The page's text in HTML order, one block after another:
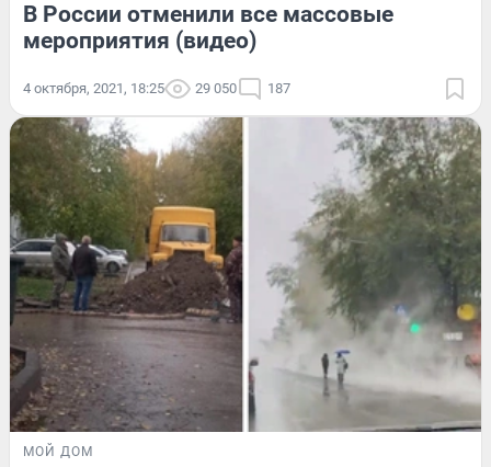
В России отменили все массовые
мероприятия (видео)
4 октября, 2021, 18:25 29 050 187
МОЙ ДОМ